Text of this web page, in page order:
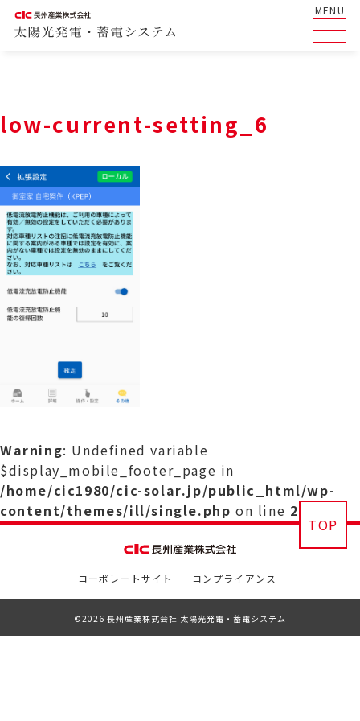
MENU
low-current-setting_6
Warning: Undefined variable
$display_mobile_footer_page in
/home/cic1980/cic-solar.jp/public_html/wp-
content/themes/ill/single.php on line 29
TOP
コーポレートサイト コンプライアンス
©2026 長州産業株式会社 太陽光発電・蓄電システム